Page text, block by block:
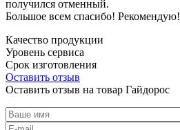
получился отменный.
Большое всем спасибо! Рекомендую!
Качество продукции
Уровень сервиса
Срок изготовления
Оставить отзыв
Оставить отзыв на товар Гайдорос